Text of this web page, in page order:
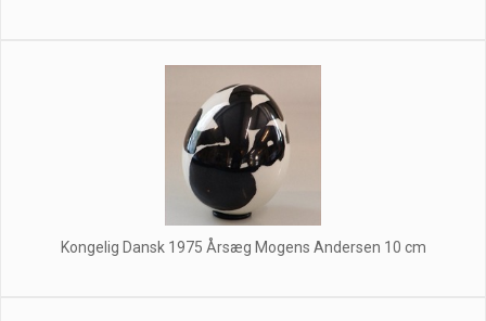
Kongelig Dansk 1975 Årsæg Mogens Andersen 10 cm